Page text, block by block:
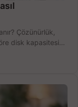
Çözünürlük,
disk kapasitesini